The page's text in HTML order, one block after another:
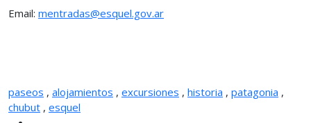
Email: mentradas@esquel.gov.ar
paseos , alojamientos , excursiones , historia , patagonia ,
chubut , esquel